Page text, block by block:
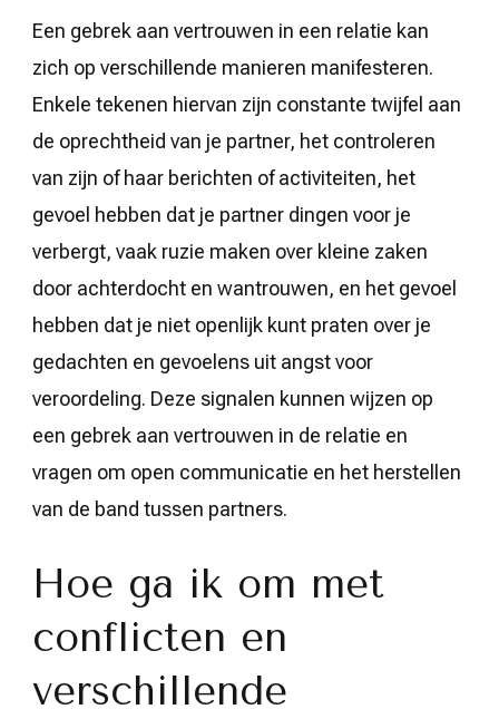
Een gebrek aan vertrouwen in een relatie kan
zich op verschillende manieren manifesteren.
Enkele tekenen hiervan zijn constante twijfel aan
de oprechtheid van je partner, het controleren
van zijn of haar berichten of activiteiten, het
gevoel hebben dat je partner dingen voor je
verbergt, vaak ruzie maken over kleine zaken
door achterdocht en wantrouwen, en het gevoel
hebben dat je niet openlijk kunt praten over je
gedachten en gevoelens uit angst voor
veroordeling. Deze signalen kunnen wijzen op
een gebrek aan vertrouwen in de relatie en
vragen om open communicatie en het herstellen
van de band tussen partners.
Hoe ga ik om met
conflicten en
verschillende